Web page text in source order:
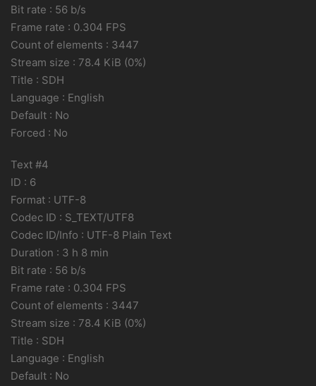
Bit rate : 56 b/s
Frame rate : 0.304 FPS
Count of elements : 3447
Stream size : 78.4 KiB (0%)
Title : SDH
Language : English
Default : No
Forced : No
Text #4
ID : 6
Format : UTF-8
Codec ID : S_TEXT/UTF8
Codec ID/Info : UTF-8 Plain Text
Duration : 3 h 8 min
Bit rate : 56 b/s
Frame rate : 0.304 FPS
Count of elements : 3447
Stream size : 78.4 KiB (0%)
Title : SDH
Language : English
Default : No